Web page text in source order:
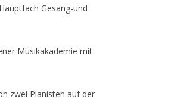
Gesang-und
Musikakademie mit
zwei Pianisten auf der